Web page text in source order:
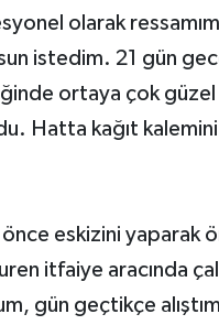
olarak
istedim. 21 gün
ortaya çok güzel
Hatta kağıt
eskizini yaparak
itfaiye aracında
gün geçtikçe